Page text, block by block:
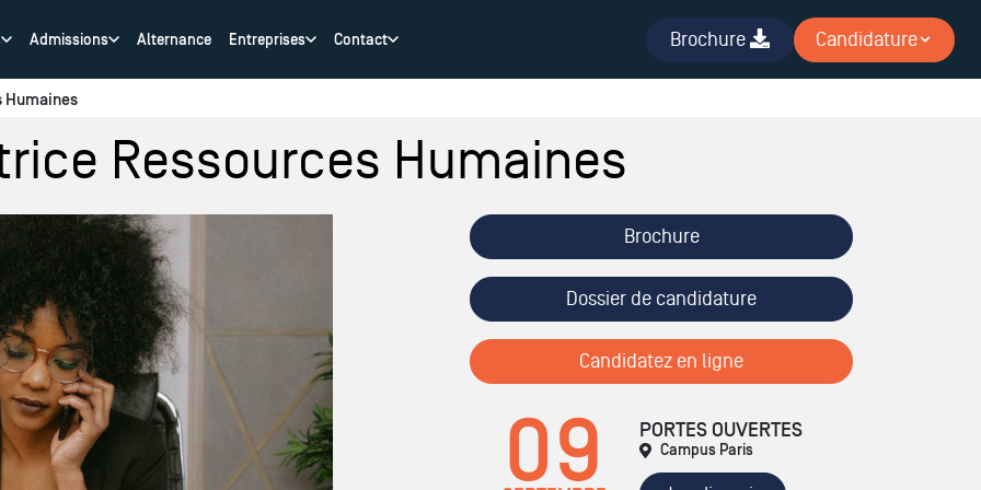
Humaines
Ressources Humaines
Brochure
Dossier de candidature
Candidatez en ligne
09 PORTES OUVERTES
Campus Paris
Admissions Alternance Entreprises Contact Brochure Candidature